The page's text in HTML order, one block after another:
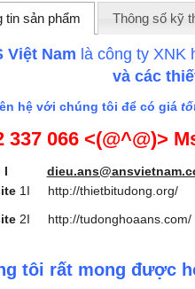
tin sản phẩm Thông số kỹ
Việt Nam là công ty XNK
và các
hệ với chúng tôi để có giá
337 066 <(@^@)>
I
1I http://thietbitudong.org/
2I http://tudonghoaans.com/
tôi rất mong được